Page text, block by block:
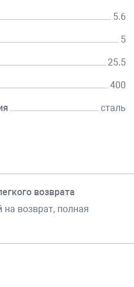
5.6
5
25.5
400
сталь
возврата
на возврат, полная